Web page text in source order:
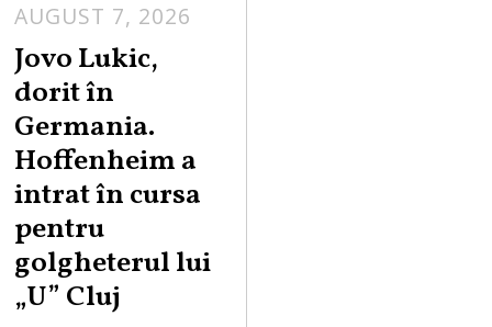
AUGUST 7, 2026
Jovo Lukic,
dorit în
Germania.
Hoffenheim a
intrat în cursa
pentru
golgheterul lui
„U” Cluj